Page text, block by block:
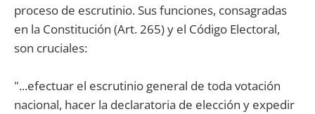
proceso de escrutinio. Sus funciones, consagradas
en la Constitución (Art. 265) y el Código Electoral,
son cruciales:
"...efectuar el escrutinio general de toda votación
nacional, hacer la declaratoria de elección y expedir